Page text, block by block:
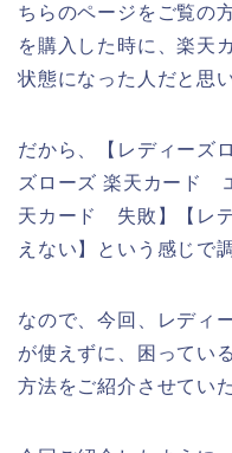
ちらのページをご覧の
を購入した時に、楽天
状態になった人だと思
だから、【レディーズ
ズローズ 楽天カード
天カード 失敗】【レ
えない】という感じで
なので、今回、レディ
が使えずに、困ってい
方法をご紹介させてい